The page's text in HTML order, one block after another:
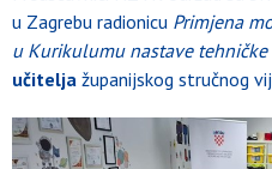
u Zagrebu radionicu Primjena
u Kurikulumu nastave
učitelja županijskog stručnog